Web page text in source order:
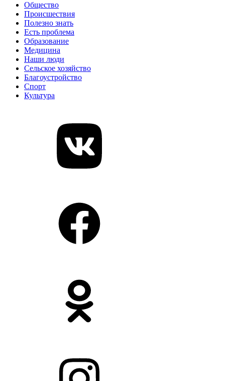
Общество
Происшествия
Полезно знать
Есть проблема
Образование
Медицина
Наши люди
Сельское хозяйство
Благоустройство
Спорт
Культура